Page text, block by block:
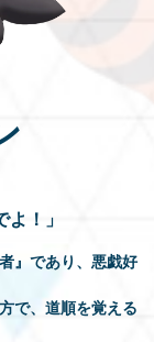
！」
』であり、悪戯好
で、道順を覚える